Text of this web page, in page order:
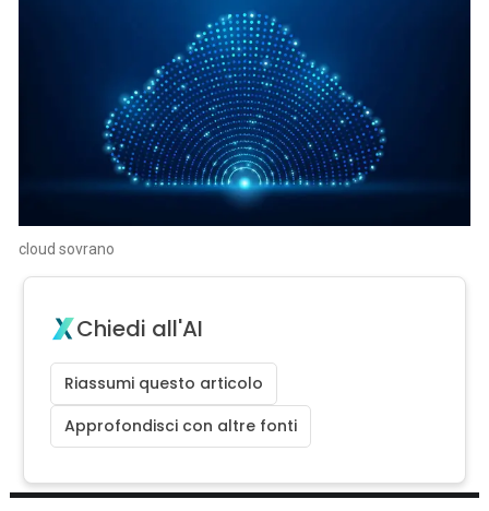
cloud sovrano
Chiedi all'AI
Riassumi questo articolo
Approfondisci con altre fonti